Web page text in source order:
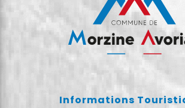
Informations